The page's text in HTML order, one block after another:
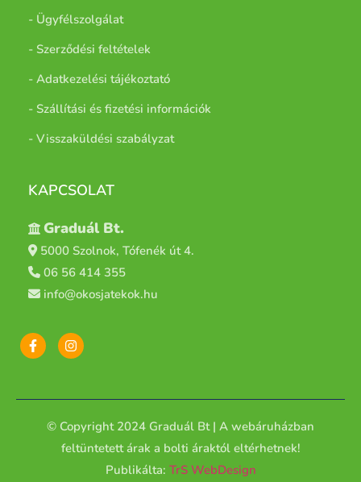
- Ügyfélszolgálat
- Szerződési feltételek
- Adatkezelési tájékoztató
- Szállítási és fizetési információk
- Visszaküldési szabályzat
KAPCSOLAT
Graduál Bt.
5000 Szolnok, Tófenék út 4.
06 56 414 355
info@okosjatekok.hu
© Copyright 2024 Graduál Bt | A webáruházban
feltüntetett árak a bolti áraktól eltérhetnek!
Publikálta: TrS WebDesign